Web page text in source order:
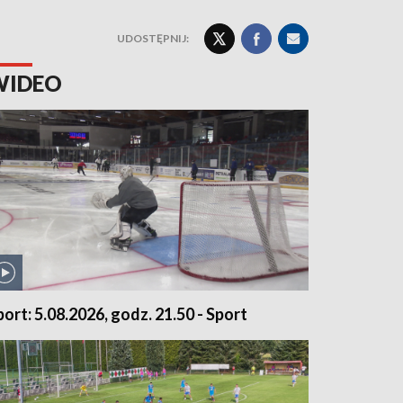
UDOSTĘPNIJ:
5.08.2026, godz. 21.50 - Sport